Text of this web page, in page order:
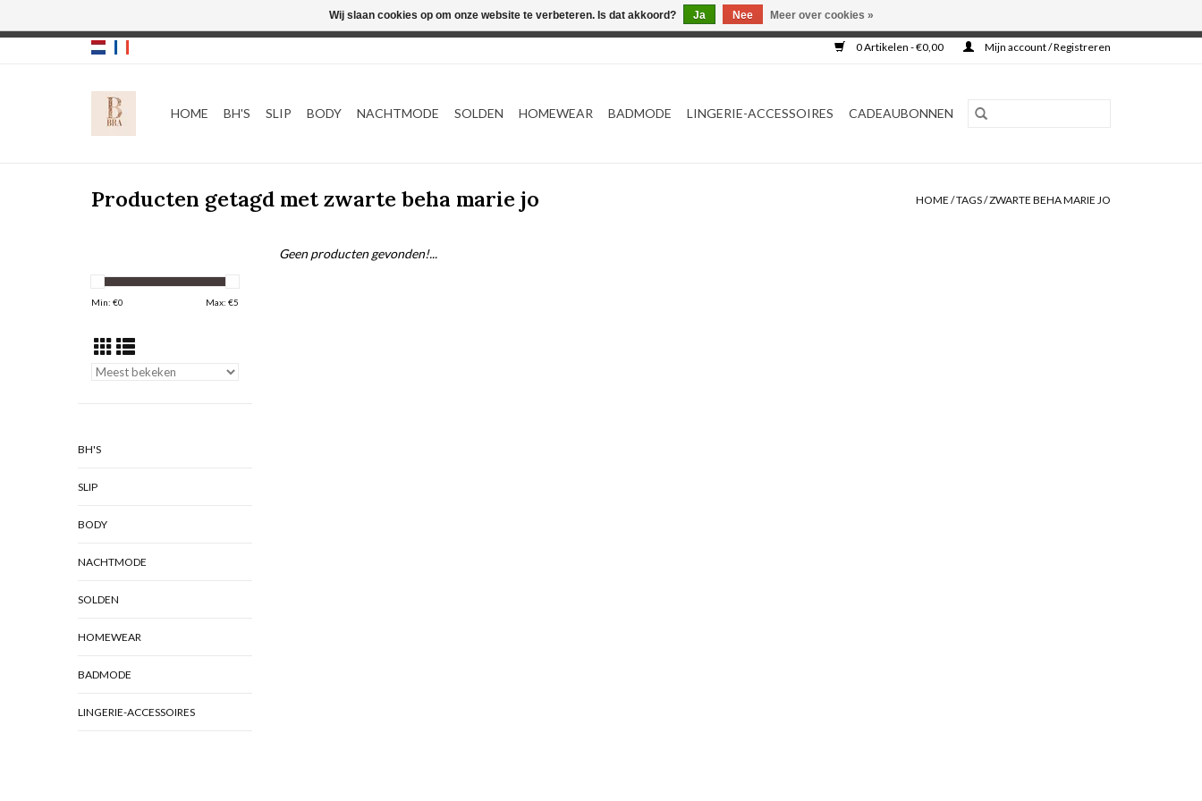
0 Artikelen - €0,00 Mijn account / Registreren
HOME BH'S SLIP BODY NACHTMODE SOLDEN HOMEWEAR BADMODE LINGERIE-ACCESSOIRES CADEAUBONNEN
Producten getagd met zwarte beha marie jo HOME /TAGS/ZWARTE BEHA MARIE JO
Min: €0 Max: €5
BH'S
SLIP
BODY
NACHTMODE
SOLDEN
HOMEWEAR
BADMODE
LINGERIE-ACCESSOIRES
Geen producten gevonden!...
Wij slaan cookies op om onze website te verbeteren. Is dat akkoord? Ja Nee Meer over cookies »
Webshop werkt met EU maten. .